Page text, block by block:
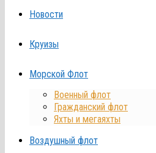
Новости
Круизы
Морской Флот
Военный флот
Гражданский флот
Яхты и мегаяхты
Воздушный флот